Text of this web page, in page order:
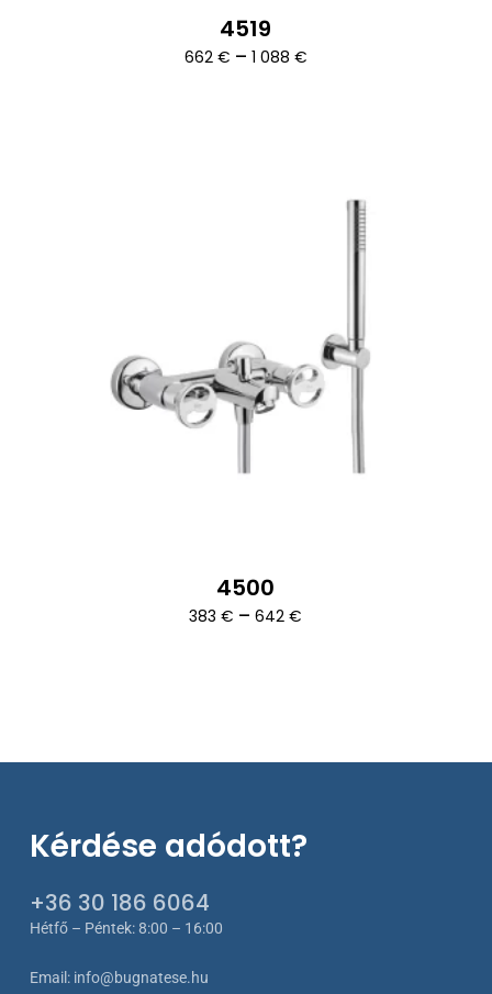
4519
662 € – 1 088 €Ártartomány:
4500
383€ – 642€
Kérdése adódott?
+36 30 186 6064
Hétfő – Péntek: 8:00 – 16:00
Email: info@bugnatese.hu